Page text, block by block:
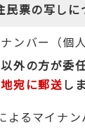
民票の写しに
ンバー（個
外の方が委
宛に郵送し
るマイナ